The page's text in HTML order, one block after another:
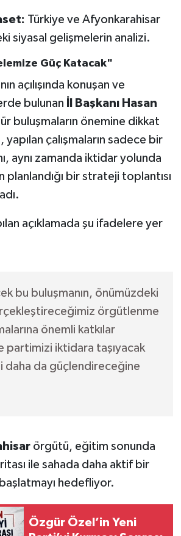
Türkiye ve Afyonkarahisar
siyasal gelişmelerin analizi.
Güç Katacak"
açılışında konuşan ve
bulunan
İl Başkanı Hasan
buluşmaların önemine dikkat
çalışmaların sadece bir
aynı zamanda iktidar yolunda
planlandığı bir strateji toplantısı
açıklamada şu ifadelere yer
bu buluşmanın, önümüzdeki
örgütlenme
önemli katkılar
partimizi iktidara taşıyacak
daha da güçlendireceğine
örgütü, eğitim sonunda
ile sahada daha aktif bir
hedefliyor.
Özgür Özel’in Yeni